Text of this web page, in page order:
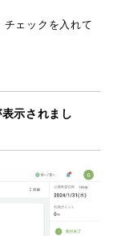
ェックを入れて
示されまし